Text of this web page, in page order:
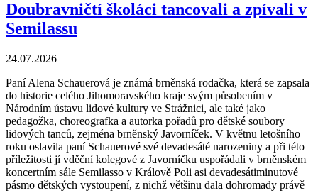
Doubravničtí školáci tancovali a zpívali v
Semilassu
24.07.2026
Paní Alena Schauerová je známá brněnská rodačka, která se zapsala
do historie celého Jihomoravského kraje svým působením v
Národním ústavu lidové kultury ve Strážnici, ale také jako
pedagožka, choreografka a autorka pořadů pro dětské soubory
lidových tanců, zejména brněnský Javorníček. V květnu letošního
roku oslavila paní Schauerové své devadesáté narozeniny a při této
příležitosti jí vděční kolegové z Javorníčku uspořádali v brněnském
koncertním sále Semilasso v Králově Poli asi devadesátiminutové
pásmo dětských vystoupení, z nichž většinu dala dohromady právě